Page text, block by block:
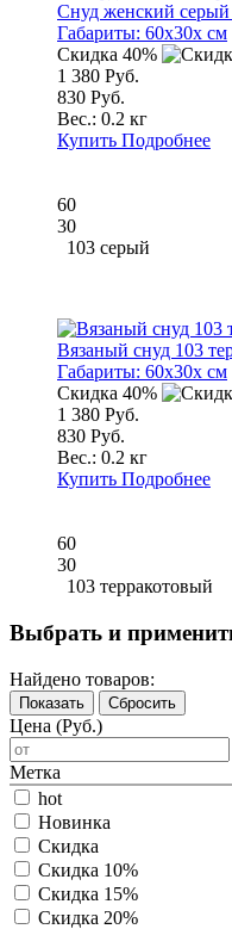
Снуд женский серый
Габариты: 60x30x см
Скидка 40%
1 380 Руб.
830 Руб.
Вес.: 0.2 кг
Купить Подробнее
60
30
103 серый
Вязаный снуд 103
Габариты: 60x30x см
Скидка 40%
1 380 Руб.
830 Руб.
Вес.: 0.2 кг
Купить Подробнее
60
30
103 терракотовый
Выбрать и
Найдено товаров:
Показать Сбросить
Цена (Руб.)
Метка
hot
Новинка
Скидка
Скидка 10%
Скидка 15%
Скидка 20%